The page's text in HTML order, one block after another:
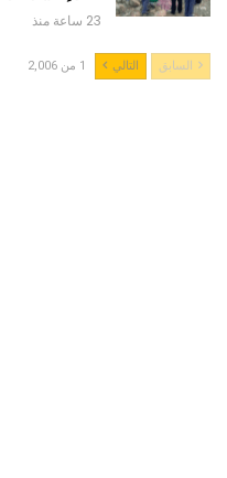
23 ساعة منذ
السابق التالي 1 من 2,006